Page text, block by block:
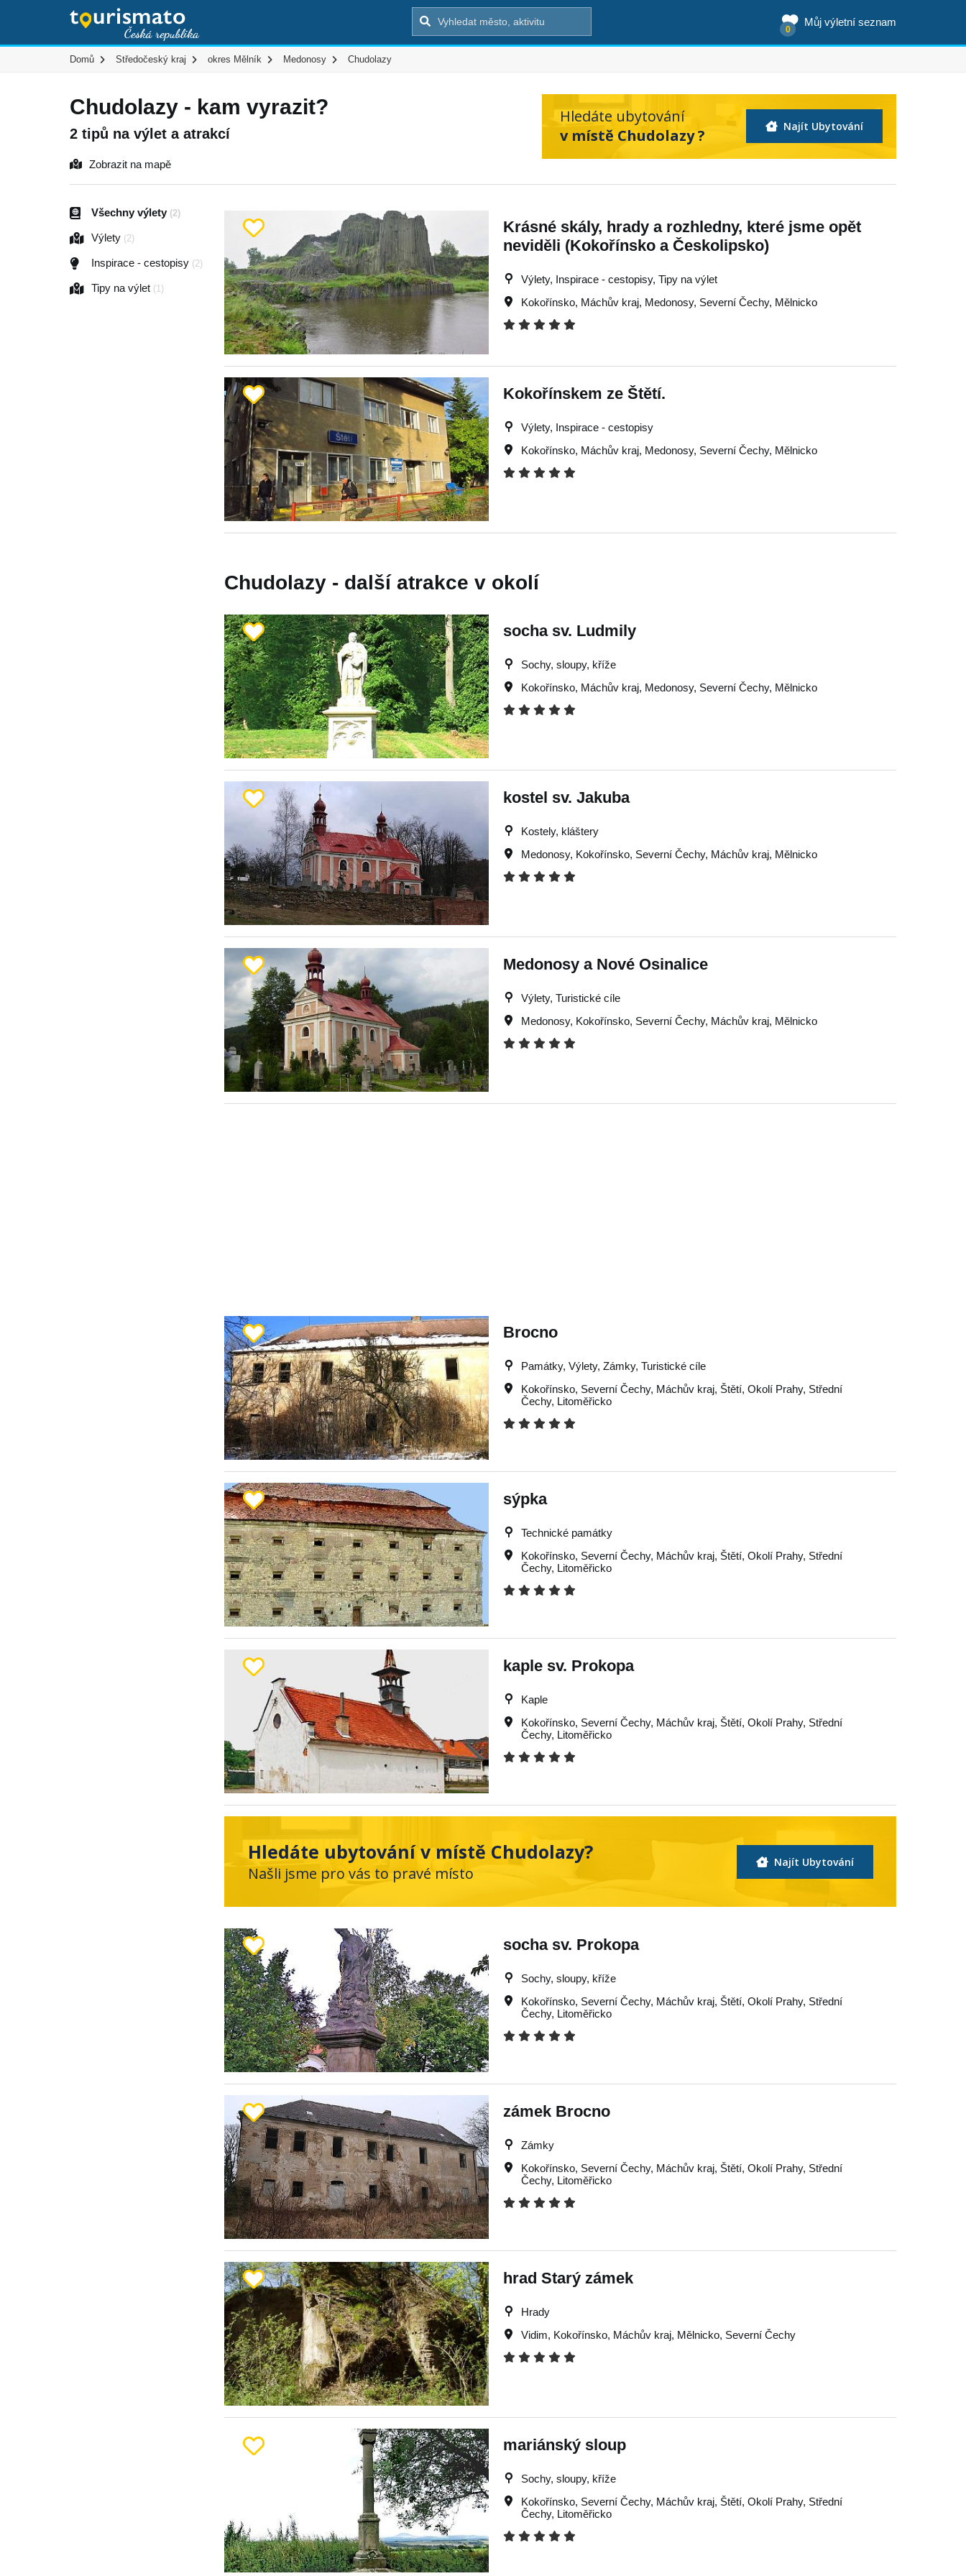
Můj výletní seznam
0
Domů Středočeský kraj okres Mělník Medonosy Chudolazy
Chudolazy - kam vyrazit?
2 tipů na výlet a atrakcí
Hledáte ubytování
v místě Chudolazy ?
Najít Ubytování
Zobrazit na mapě
Všechny výlety (2)
Výlety (2)
Inspirace - cestopisy (2)
Tipy na výlet (1)
Krásné skály, hrady a rozhledny, které jsme opět
neviděli (Kokořínsko a Českolipsko)
Výlety, Inspirace - cestopisy, Tipy na výlet
Kokořínsko, Máchův kraj, Medonosy, Severní Čechy, Mělnicko
Kokořínskem ze Štětí.
Výlety, Inspirace - cestopisy
Kokořínsko, Máchův kraj, Medonosy, Severní Čechy, Mělnicko
Chudolazy - další atrakce v okolí
socha sv. Ludmily
Sochy, sloupy, kříže
Kokořínsko, Máchův kraj, Medonosy, Severní Čechy, Mělnicko
kostel sv. Jakuba
Kostely, kláštery
Medonosy, Kokořínsko, Severní Čechy, Máchův kraj, Mělnicko
Medonosy a Nové Osinalice
Výlety, Turistické cíle
Medonosy, Kokořínsko, Severní Čechy, Máchův kraj, Mělnicko
Brocno
Památky, Výlety, Zámky, Turistické cíle
Kokořínsko, Severní Čechy, Máchův kraj, Štětí, Okolí Prahy, Střední
Čechy, Litoměřicko
sýpka
Technické památky
Kokořínsko, Severní Čechy, Máchův kraj, Štětí, Okolí Prahy, Střední
Čechy, Litoměřicko
kaple sv. Prokopa
Kaple
Kokořínsko, Severní Čechy, Máchův kraj, Štětí, Okolí Prahy, Střední
Čechy, Litoměřicko
Hledáte ubytování v místě Chudolazy?
Našli jsme pro vás to pravé místo
Najít Ubytování
socha sv. Prokopa
Sochy, sloupy, kříže
Kokořínsko, Severní Čechy, Máchův kraj, Štětí, Okolí Prahy, Střední
Čechy, Litoměřicko
zámek Brocno
Zámky
Kokořínsko, Severní Čechy, Máchův kraj, Štětí, Okolí Prahy, Střední
Čechy, Litoměřicko
hrad Starý zámek
Hrady
Vidim, Kokořínsko, Máchův kraj, Mělnicko, Severní Čechy
mariánský sloup
Sochy, sloupy, kříže
Kokořínsko, Severní Čechy, Máchův kraj, Štětí, Okolí Prahy, Střední
Čechy, Litoměřicko